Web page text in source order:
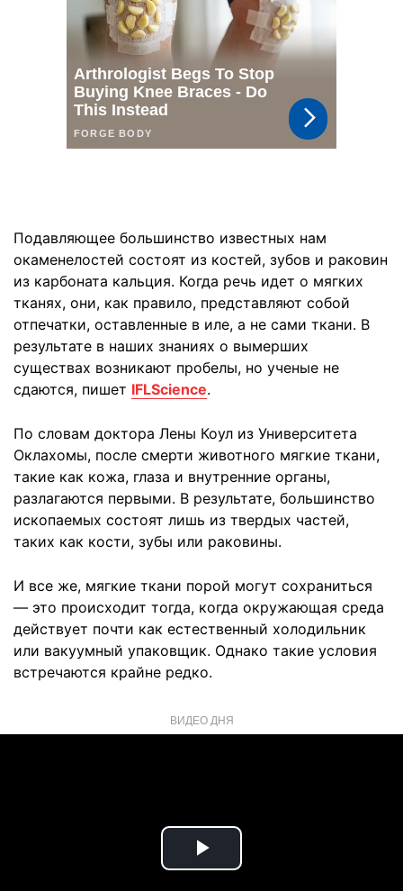
Подавляющее большинство известных нам
окаменелостей состоят из костей, зубов и раковин
из карбоната кальция. Когда речь идет о мягких
тканях, они, как правило, представляют собой
отпечатки, оставленные в иле, а не сами ткани. В
результате в наших знаниях о вымерших
существах возникают пробелы, но ученые не
сдаются, пишет IFLScience.
По словам доктора Лены Коул из Университета
Оклахомы, после смерти животного мягкие ткани,
такие как кожа, глаза и внутренние органы,
разлагаются первыми. В результате, большинство
ископаемых состоят лишь из твердых частей,
таких как кости, зубы или раковины.
И все же, мягкие ткани порой могут сохраниться
— это происходит тогда, когда окружающая среда
действует почти как естественный холодильник
или вакуумный упаковщик. Однако такие условия
встречаются крайне редко.
ВИДЕО ДНЯ
Play